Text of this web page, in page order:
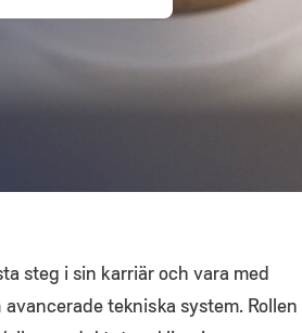
steg i sin karriär och vara med
tekniska system. Rollen